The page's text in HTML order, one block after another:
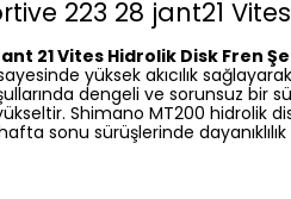
223 28 jant21
21 Vites Hidrolik Disk Fren
yüksek akıcılık
dengeli ve sorunsuz bir
Shimano MT200 hidrolik
sonu sürüşlerinde